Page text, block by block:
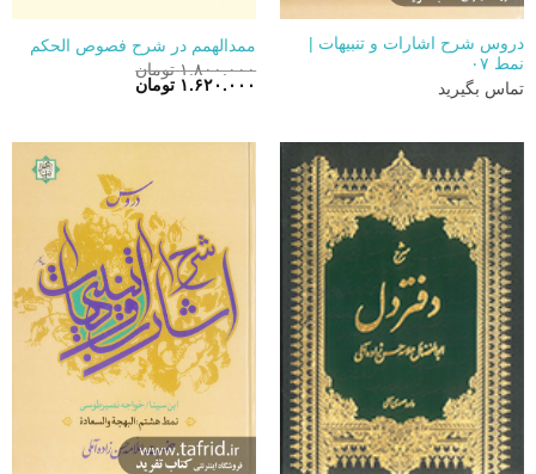
دروس شرح اشارات و تنبیهات |
نمط ۰۷
تماس بگیرید
ممدالهمم در شرح فصوص الحکم
۱.۸۰۰.۰۰۰ تومان
قیمت
۱.۶۲۰.۰۰۰ تومانقیمت